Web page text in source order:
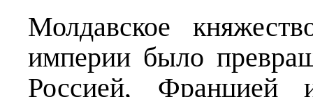
Молдавское
империи было
Россией, Францией